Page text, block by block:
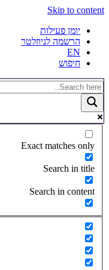
Skip to content
יומן פעילות
הרשמה לניוזלטר
EN
חיפוש
Exact matches only
Search in title
Search in content